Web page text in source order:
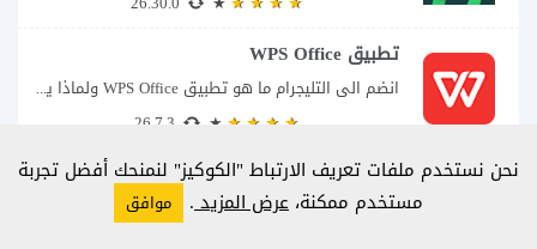
تطبيق WPS Office
انضم الى التليجرام ما هو تطبيق WPS Office ولماذا يمكن أن يغنيك عن عدة...
تطبيق Falla
نحن نستخدم ملفات تعريف الارتباط "الكوكيز" لنمنحك أفضل تجربة
مستخدم ممكنة، عرض المزيد. موافق